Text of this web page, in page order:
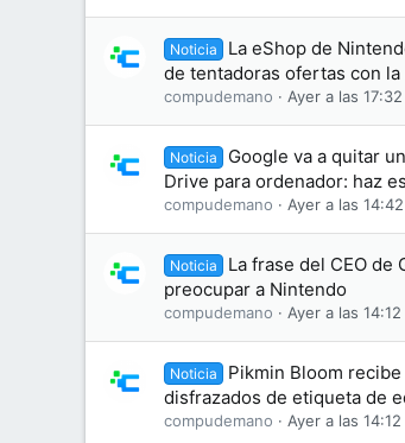
Noticia
La eShop de
de tentadoras ofertas con
compudemano Ayer a las 17:32
Noticia
Google va a quitar
Drive para ordenador: haz
compudemano Ayer a las 14:42
Noticia
La frase del CEO de
preocupar a Nintendo
compudemano Ayer a las 14:12
Noticia
Pikmin Bloom
disfrazados de etiqueta de
compudemano Ayer a las 14:12